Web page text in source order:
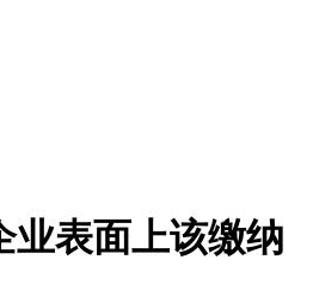
业表面上该缴纳